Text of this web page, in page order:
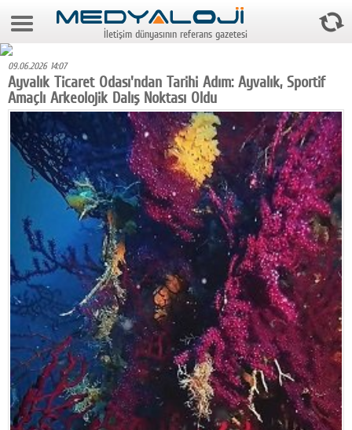
6 Ağustos 2026 23:32:33
Foto Galeri
Video Galeri
Gazeteler
Medya
Reyting-tiraj
Teknoloji
Televizyon
Dünya
Pr
Facebook
Diziler
İletişim dünyasının referans gazetesi
09.06.2026 14:07
Ayvalık Ticaret Odası'ndan Tarihi Adım: Ayvalık, Sportif
Amaçlı Arkeolojik Dalış Noktası Oldu